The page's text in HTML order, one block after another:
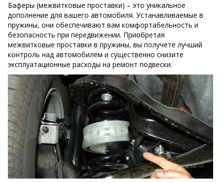
Баферы (межвитковые проставки) – это уникальное
дополнение для вашего автомобиля. Устанавливаемые в
пружины, они обеспечивают вам комфортабельность и
безопасность при передвижении. Приобретая
межвитковые проставки в пружины, вы получете лучший
контроль над автомобилем и существенно снизите
эксплуатационные расходы на ремонт подвески.